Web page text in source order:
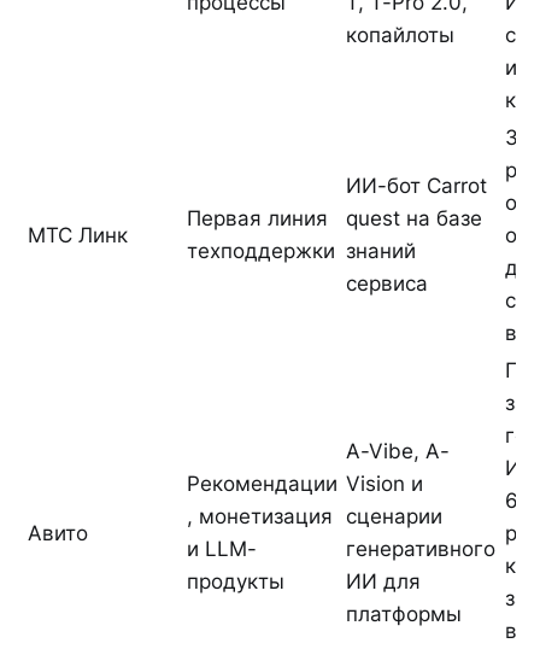
копайлоты
МТС Линк
Первая линия
техподдержки
ИИ-бот Carrot
quest на базе
знаний
сервиса
Авито
Рекомендации
, монетизация
и LLM-
продукты
A-Vibe, A-
Vision и
сценарии
генеративного
ИИ для
платформы
ИИ